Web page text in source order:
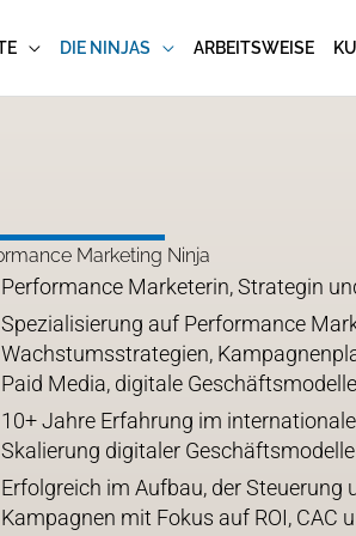
DIE NINJAS ARBEITSWEISE
Marketing Ninja
Performance Marketerin, Strategin
Spezialisierung auf Performance
Wachstumsstrategien,
Paid Media, digitale
10+ Jahre Erfahrung im
Skalierung digitaler
Erfolgreich im Aufbau, der
Kampagnen mit Fokus auf ROI, CAC